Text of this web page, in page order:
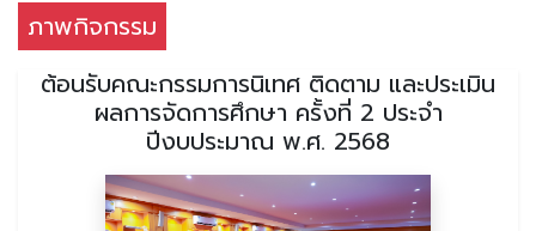
ภาพกิจกรรม
ต้อนรับคณะกรรมการนิเทศ ติดตาม และประเมิน
ผลการจัดการศึกษา ครั้งที่ 2 ประจำ
ปีงบประมาณ พ.ศ. 2568